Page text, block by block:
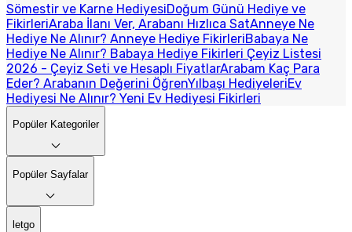
Sömestir ve Karne HediyesiDoğum Günü Hediye ve
FikirleriAraba İlanı Ver, Arabanı Hızlıca SatAnneye Ne
Hediye Ne Alınır? Anneye Hediye FikirleriBabaya Ne
Hediye Ne Alınır? Babaya Hediye Fikirleri Çeyiz Listesi
2026 - Çeyiz Seti ve Hesaplı FiyatlarArabam Kaç Para
Eder? Arabanın Değerini ÖğrenYılbaşı HediyeleriEv
Hediyesi Ne Alınır? Yeni Ev Hediyesi Fikirleri
Popüler Kategoriler
Popüler Sayfalar
letgo